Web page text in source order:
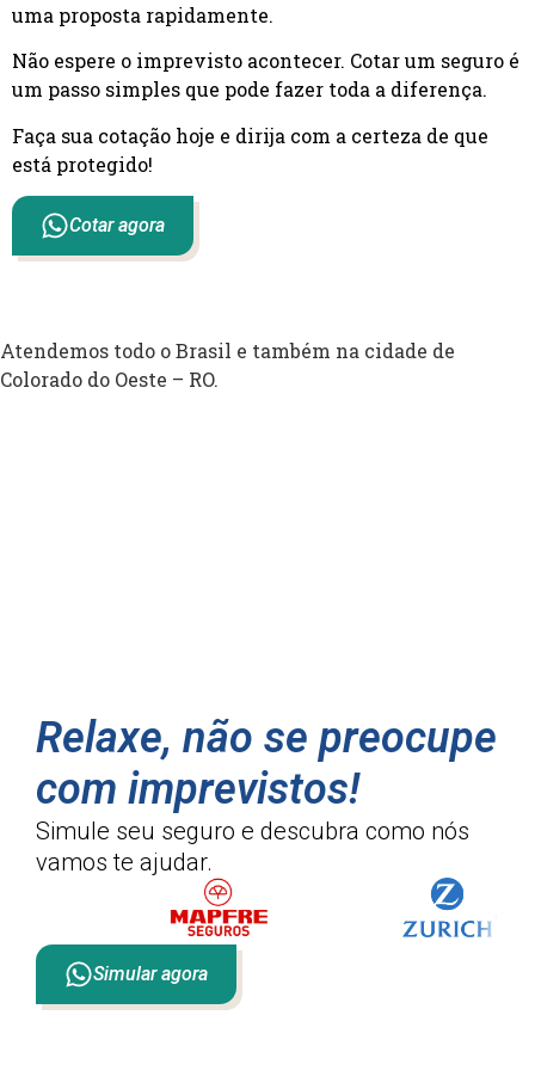
uma proposta rapidamente.
Não espere o imprevisto acontecer. Cotar um seguro é
um passo simples que pode fazer toda a diferença.
Faça sua cotação hoje e dirija com a certeza de que
está protegido!
Cotar agora
Atendemos todo o Brasil e também na cidade de
Colorado do Oeste – RO.
Relaxe, não se preocupe
com imprevistos!
Simule seu seguro e descubra como nós
vamos te ajudar.
Simular agora